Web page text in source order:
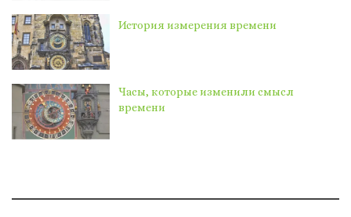
История измерения времени
Часы, которые изменили смысл
времени